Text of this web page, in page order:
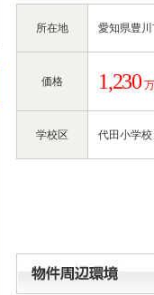
所在地 愛知県豊
価格 1,230
学校区 代田小学